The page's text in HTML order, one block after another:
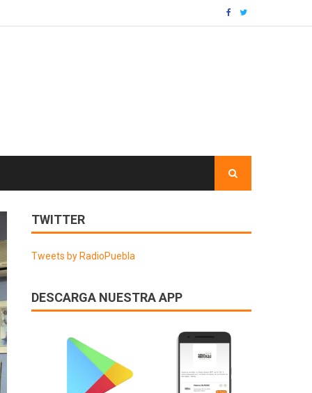
TWITTER
Tweets by RadioPuebla
DESCARGA NUESTRA APP